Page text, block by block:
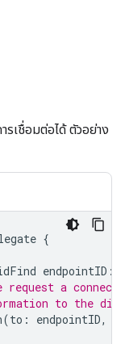
เชื่อมต่อได้ ตัวอย่าง
{
endpointID :
request a
to the
(to : endpointID,